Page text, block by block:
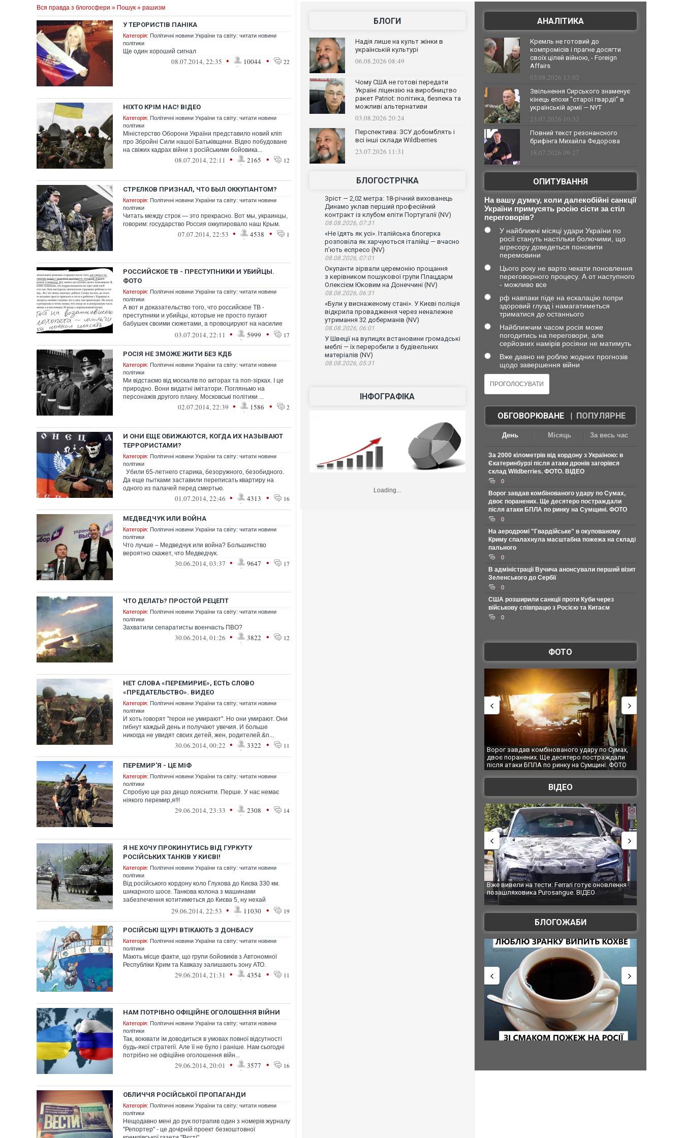
Вся правда з блогосфери » Пошук » рашизм
У ТЕРОРИСТІВ ПАНІКА
Категорія: Політичні новини України та світу: читати новини
політики
Ще один хороший сигнал
08.07.2014, 22:35 • 10044 • 22
НІХТО КРІМ НАС! ВІДЕО
Категорія: Політичні новини України та світу: читати новини
політики
Міністерство Оборони України представило новий кліп
про Збройні Сили нашої Батьківщини. Відео побудоване
на свіжих кадрах війни з російськими бойовика...
08.07.2014, 22:11 • 2165 • 12
СТРЕЛКОВ ПРИЗНАЛ, ЧТО БЫЛ ОККУПАНТОМ?
Категорія: Політичні новини України та світу: читати новини
політики
Читать между строк — это прекрасно. Вот мы, украинцы,
говорим: государство Россия оккупировало наш Крым.
07.07.2014, 22:53 • 4538 • 1
РОССИЙСКОЕ ТВ - ПРЕСТУПНИКИ И УБИЙЦЫ.
ФОТО
Категорія: Політичні новини України та світу: читати новини
політики
А вот и доказательство того, что российское ТВ -
преступники и убийцы, которые не просто пугают
бабушек своими сюжетами, а провоцируют на насилие
03.07.2014, 22:11 • 5999 • 17
РОСІЯ НЕ ЗМОЖЕ ЖИТИ БЕЗ КДБ
Категорія: Політичні новини України та світу: читати новини
політики
Ми відстаємо від москалів по акторах та поп-зірках. І це
природно. Вони видатні імітатори. Погляньмо на
персонажів другого плану. Московські політики ...
02.07.2014, 22:39 • 1586 • 2
И ОНИ ЕЩЕ ОБИЖАЮТСЯ, КОГДА ИХ НАЗЫВАЮТ
ТЕРРОРИСТАМИ?
Категорія: Політичні новини України та світу: читати новини
політики
Убили 65-летнего старика, безоружного, безобидного.
Да еще пытками заставили переписать квартиру на
одного из палачей перед смертью.
01.07.2014, 22:46 • 4313 • 16
МЕДВЕДЧУК ИЛИ ВОЙНА
Категорія: Політичні новини України та світу: читати новини
політики
Что лучше – Медведчук или война? Большинство
вероятно скажет, что Медведчук.
30.06.2014, 03:37 • 9647 • 17
ЧТО ДЕЛАТЬ? ПРОСТОЙ РЕЦЕПТ
Категорія: Політичні новини України та світу: читати новини
політики
Захватили сепаратисты военчасть ПВО?
30.06.2014, 01:26 • 3822 • 12
НЕТ СЛОВА «ПЕРЕМИРИЕ», ЕСТЬ СЛОВО
«ПРЕДАТЕЛЬСТВО». ВИДЕО
Категорія: Політичні новини України та світу: читати новини
політики
И хоть говорят "герои не умирают". Но они умирают. Они
гибнут каждый день и получают увечия. И больше
никогда не увидят своих детей, жен, родителей.&n...
30.06.2014, 00:22 • 3322 • 11
ПЕРЕМИР'Я - ЦЕ МІФ
Категорія: Політичні новини України та світу: читати новини
політики
Спробую ще раз дещо пояснити. Перше. У нас немає
ніякого перемир,я!!!
29.06.2014, 23:33 • 2308 • 14
Я НЕ ХОЧУ ПРОКИНУТИСЬ ВІД ГУРКУТУ
РОСІЙСЬКИХ ТАНКІВ У КИЄВІ!
Категорія: Політичні новини України та світу: читати новини
політики
Від російського кордону коло Глухова до Києва 330 км.
шикарного шосе. Танкова колона з машинами
забезпечення котитиметься до Києва 5, ну нехай
29.06.2014, 22:53 • 11030 • 19
РОСІЙСЬКІ ЩУРІ ВТІКАЮТЬ З ДОНБАСУ
Категорія: Політичні новини України та світу: читати новини
політики
Мають місце факти, що групи бойовиків з Автономної
Республіки Крим та Кавказу залишають зону АТО.
29.06.2014, 21:31 • 4354 • 11
НАМ ПОТРІБНО ОФІЦІЙНЕ ОГОЛОШЕННЯ ВІЙНИ
Категорія: Політичні новини України та світу: читати новини
політики
Так, воювати їм доводиться в умовах повної відсутності
будь-якої стратегії. Але її не було і раніше. Нам сьогодні
потрібно не офіційне оголошення війн...
29.06.2014, 20:01 • 3577 • 16
ОБЛИЧЧЯ РОСІЙСЬКОЇ ПРОПАГАНДИ
Категорія: Політичні новини України та світу: читати новини
політики
Нещодавно мені до рук потрапив один з номерів журналу
"Репортер" - це дочірній проект безкоштовної
БЛОГИ
Надія лише на культ жінки в
українській культурі
06.08.2026 08:49
Чому США не готові передати
Україні ліцензію на виробництво
ракет Patriot: політика, безпека та
можливі альтернативи
03.08.2026 20:24
Перспектива: ЗСУ добомблять і
всі інші склади Wildberries
23.07.2026 11:31
БЛОГОСТРІЧКА
Зріст — 2,02 метра: 18-річний вихованець
Динамо уклав перший професійний
контракт із клубом еліти Португалії (NV)
08.08.2026, 07:31
«Не їдять як усі». Італійська блогерка
розповіла як харчуються італійці — вчасно
п’ють еспресо (NV)
08.08.2026, 07:01
Окупанти зірвали церемонію прощання
з керівником пошукової групи Плацдарм
Олексієм Юковим на Донеччині (NV)
08.08.2026, 06:31
«Були у виснаженому стані». У Києві поліція
відкрила провадження через неналежне
утримання 32 доберманів (NV)
08.08.2026, 06:01
У Швеції на вулицях встановини громадські
меблі — їх переробили з будівельних
матеріалів (NV)
08.08.2026, 05:31
ІНФОГРАФІКА
Loading...
АНАЛІТИКА
Кремль не готовий до
компромісів і прагне досягти
своїх цілей війною, - Foreign
Affairs
03.08.2026 13:02
Звільнення Сирського знаменує
кінець епохи "старої гвардії" в
українській армії — NYT
23.07.2026 10:32
Повний текст резонансного
брифінга Михайла Федорова
18.07.2026 09:27
ОПИТУВАННЯ
На вашу думку, коли далекобійні санкції
України примусять росію сісти за стіл
переговорів?
У найближчі місяці удари України по
росії стануть настільки болючими, що
агресору доведеться поновити
перемовини
Цього року не варто чекати поновлення
переговорного процесу. А от наступного
- можливо все
рф навпаки піде на ескалацію попри
здоровий глузд і намагатиметься
триматися до останнього
Найближчим часом росія може
погодитись на переговори, але
серйозних намірів росіяни не матимуть
Вже давно не роблю жодних прогнозів
щодо завершення війни
ОБГОВОРЮВАНЕ| ПОПУЛЯРНЕ
День Місяць За весь час
За 2000 кілометрів від кордону з Україною: в
Єкатеринбурзі після атаки дронів загорівся
склад Wildberries. ФОТО. ВІДЕО
0
Ворог завдав комбінованого удару по Сумах,
двоє поранених. Ще десятеро постраждали
після атаки БПЛА по ринку на Сумщині. ФОТО
0
На аеродромі "Гвардійське" в окупованому
Криму спалахнула масштабна пожежа на складі
пального
0
В адміністрації Вучича анонсували перший візит
Зеленського до Сербії
0
США розширили санкції проти Куби через
військову співпрацю з Росією та Китаєм
0
ФОТО
Ворог завдав комбінованого удару по Сумах,
двоє поранених. Ще десятеро постраждали
після атаки БПЛА по ринку на Сумщині. ФОТО
За 2000 кілометрів від кордону з Україною: в
Єкатеринбурзі після атаки дронів загорівся
склад Wildberries. ФОТО. ВІДЕО
ВІДЕО
Вже вивели на тести: Ferrari готує оновлення
Вийшов трейлер нової екранізації легендарного
фільму "Афера Томаса Крауна"
БЛОГОЖАБИ